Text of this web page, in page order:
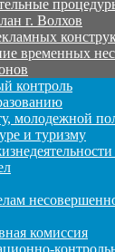
г. Волхов
временных
контроль
молодежной
и туризму
комиссия